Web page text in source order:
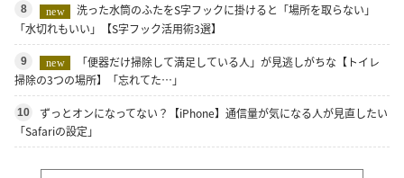
8 new
洗った水筒のふたをS字フックに掛けると「場所を取らない」
「水切れもいい」【S字フック活用術3選】
9 new
「便器だけ掃除して満足している人」が見逃しがちな【トイレ
掃除の3つの場所】「忘れてた…」
10
ずっとオンになってない？【iPhone】通信量が気になる人が見直したい
「Safariの設定」